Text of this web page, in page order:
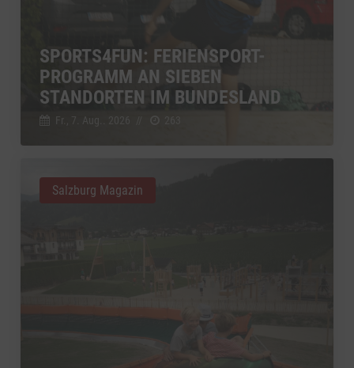
SPORTS4FUN: FERIENSPORT-
PROGRAMM AN SIEBEN
STANDORTEN IM BUNDESLAND
Fr., 7. Aug.. 2026 263
Salzburg Magazin